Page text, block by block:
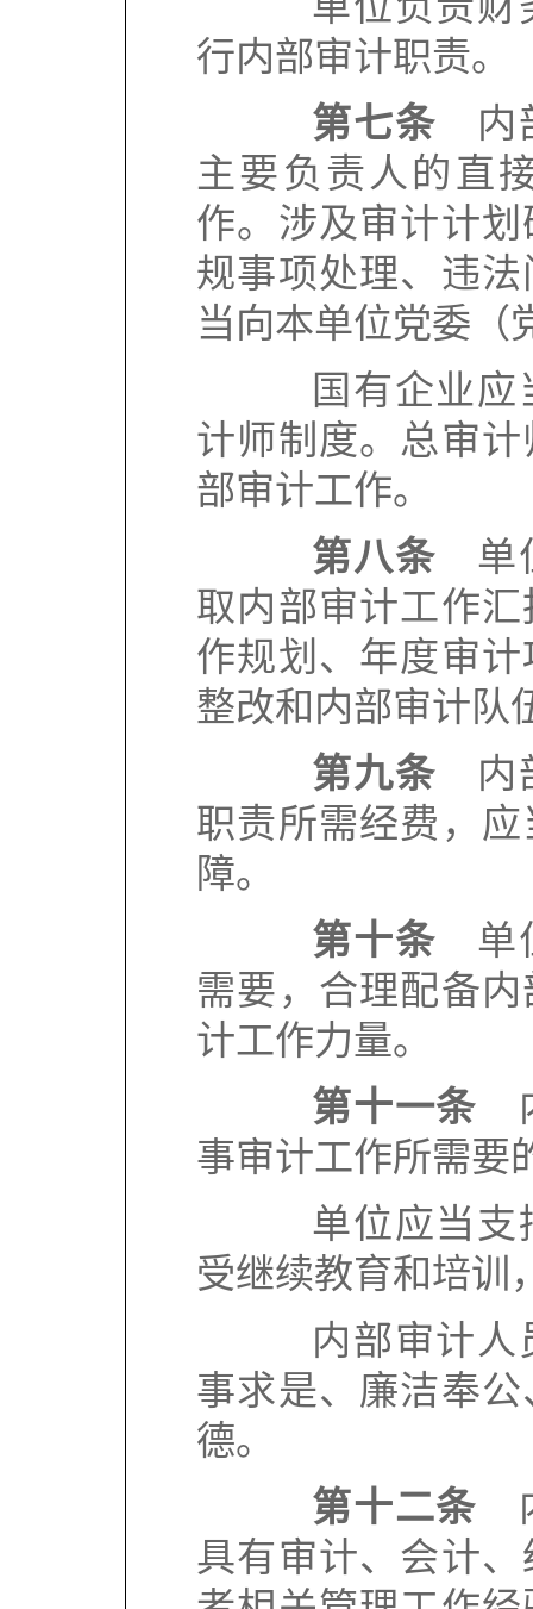
行内部审计职责。
第七条 内
主要负责人的直
作。涉及审计计
规事项处理、违
当向本单位党委（
国有企业应
计师制度。总审
部审计工作。
第八条 单
取内部审计工作
作规划、年度审
整改和内部审计队
第九条 内
职责所需经费，
障。
第十条 单
需要，合理配备
计工作力量。
第十一条
事审计工作所需要
单位应当支
受继续教育和培训
内部审计人
事求是、廉洁奉
德。
第十二条
具有审计、会计